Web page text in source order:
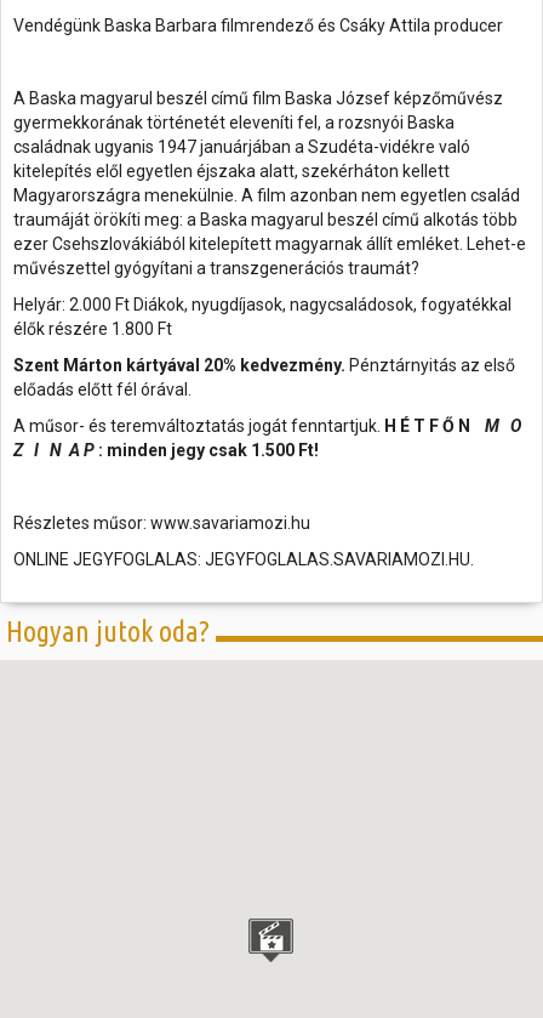
Vendégünk Baska Barbara filmrendező és Csáky Attila producer
A Baska magyarul beszél című film Baska József képzőművész
gyermekkorának történetét eleveníti fel, a rozsnyói Baska
családnak ugyanis 1947 januárjában a Szudéta-vidékre való
kitelepítés elől egyetlen éjszaka alatt, szekérháton kellett
Magyarországra menekülnie. A film azonban nem egyetlen család
traumáját örökíti meg: a Baska magyarul beszél című alkotás több
ezer Csehszlovákiából kitelepített magyarnak állít emléket. Lehet-e
művészettel gyógyítani a transzgenerációs traumát?
Helyár: 2.000 Ft Diákok, nyugdíjasok, nagycsaládosok, fogyatékkal
élők részére 1.800 Ft
Szent Márton kártyával 20% kedvezmény. Pénztárnyitás az első
előadás előtt fél órával.
A műsor- és teremváltoztatás jogát fenntartjuk. H É T F Ő N M O
Z I N A P : minden jegy csak 1.500 Ft!
Részletes műsor: www.savariamozi.hu
ONLINE JEGYFOGLALAS: JEGYFOGLALAS.SAVARIAMOZI.HU.
Hogyan jutok oda?